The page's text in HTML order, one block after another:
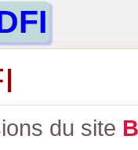
du site B